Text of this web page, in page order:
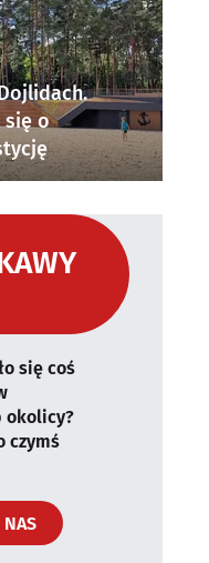
się o
się coś
okolicy?
czymś
NAS